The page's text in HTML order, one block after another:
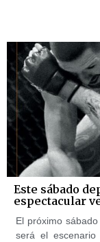
Este sábado
espectacular
El próximo
será el